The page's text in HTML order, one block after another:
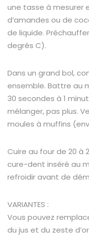
une tasse à mesurer
d’amandes ou de
de liquide.
degrés C).
Dans un grand bol,
ensemble. Battre au
30 secondes à 1
mélanger, pas plus.
moules à muffins
Cuire au four de 20 à
cure-dent inséré au
refroidir avant de
VARIANTES :
Vous pouvez
du jus et du zeste